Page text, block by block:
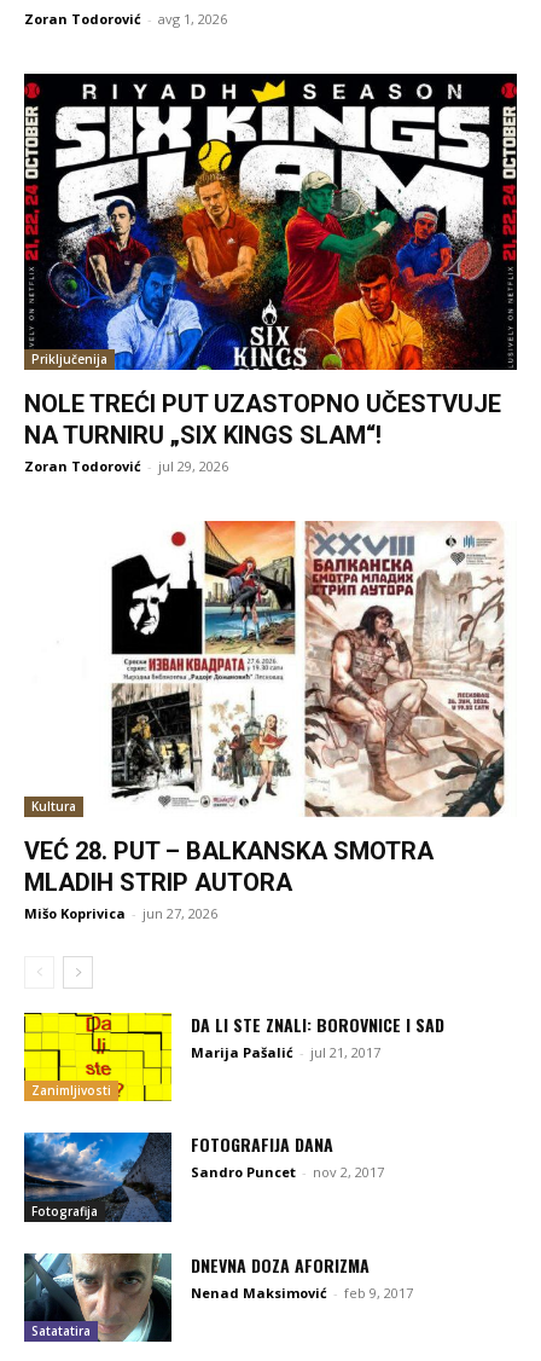
Zoran Todorović - avg 1, 2026
Priključenija
NOLE TREĆI PUT UZASTOPNO UČESTVUJE
NA TURNIRU „SIX KINGS SLAM“!
Zoran Todorović - jul 29, 2026
Kultura
VEĆ 28. PUT – BALKANSKA SMOTRA
MLADIH STRIP AUTORA
Mišo Koprivica - jun 27, 2026
Zanimljivosti
DA LI STE ZNALI: BOROVNICE I SAD
Marija Pašalić - jul 21, 2017
Fotografija
FOTOGRAFIJA DANA
Sandro Puncet - nov 2, 2017
Satatatira
DNEVNA DOZA AFORIZMA
Nenad Maksimović - feb 9, 2017